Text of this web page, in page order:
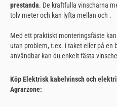
prestanda. De kraftfulla vinscharna
tolv meter och kan lyfta mellan och .
Med ett praktiskt monteringsfäste
utan problem, t.ex. i taket eller på en
användbar kan du enkelt fästa
KöpElektrisk kabelvinsch och
Agrarzone: